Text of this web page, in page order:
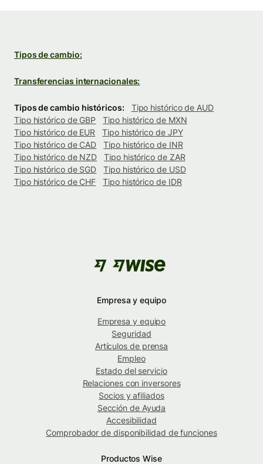
Tipos de cambio:
Transferencias internacionales:
Tipos de cambio históricos:
Tipo histórico de AUD
Tipo histórico de GBP
Tipo histórico de MXN
Tipo histórico de EUR
Tipo histórico de JPY
Tipo histórico de CAD
Tipo histórico de INR
Tipo histórico de NZD
Tipo histórico de ZAR
Tipo histórico de SGD
Tipo histórico de USD
Tipo histórico de CHF
Tipo histórico de IDR
Empresa y equipo
Empresa y equipo
Seguridad
Artículos de prensa
Empleo
Estado del servicio
Relaciones con inversores
Socios y afiliados
Sección de Ayuda
Accesibilidad
Comprobador de disponibilidad de funciones
Productos Wise